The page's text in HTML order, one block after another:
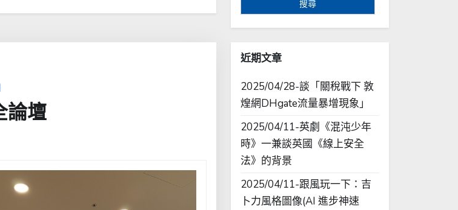
壇
近期文章
2025/04/28-談「關稅戰下 敦
煌網DHgate流量暴增現象」
2025/04/11-英劇《混沌少年
時》一兼談英國《線上安全
法》的背景
2025/04/11-跟風玩一下：吉
卜力風格圖像(AI 進步神速